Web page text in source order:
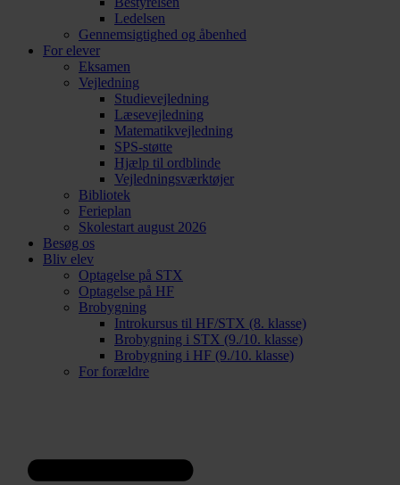
Ledelsen
Gennemsigtighed og åbenhed
For elever
Eksamen
Vejledning
Studievejledning
Læsevejledning
Matematikvejledning
SPS-støtte
Hjælp til ordblinde
Vejledningsværktøjer
Bibliotek
Ferieplan
Skolestart august 2026
Besøg os
Bliv elev
Optagelse på STX
Optagelse på HF
Brobygning
Introkursus til HF/STX (8. klasse)
Brobygning i STX (9./10. klasse)
Brobygning i HF (9./10. klasse)
For forældre